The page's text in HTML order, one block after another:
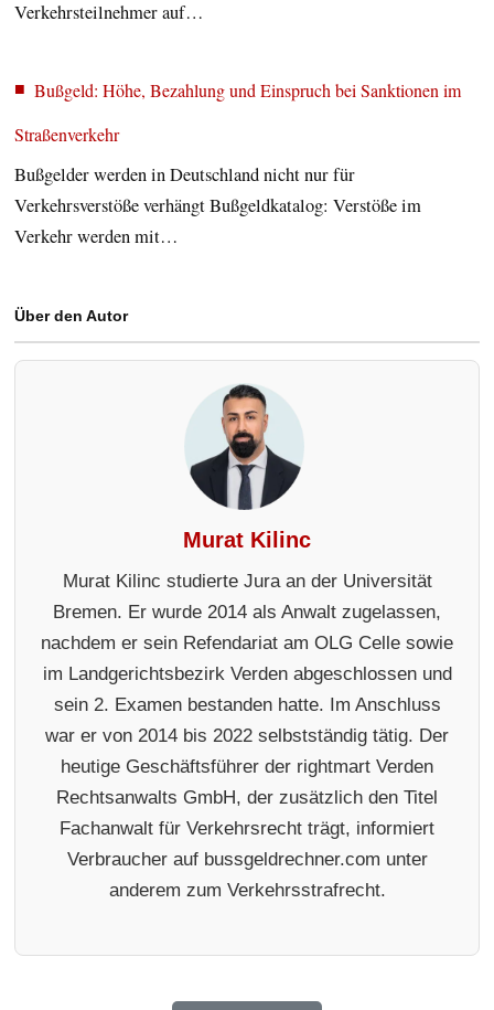
Verkehrsteilnehmer auf…
Bußgeld: Höhe, Bezahlung und Einspruch bei Sanktionen im
Straßenverkehr
Bußgelder werden in Deutschland nicht nur für
Verkehrsverstöße verhängt Bußgeldkatalog: Verstöße im
Verkehr werden mit…
Über den Autor
Murat Kilinc
Murat Kilinc studierte Jura an der Universität
Bremen. Er wurde 2014 als Anwalt zugelassen,
nachdem er sein Refendariat am OLG Celle sowie
im Landgerichtsbezirk Verden abgeschlossen und
sein 2. Examen bestanden hatte. Im Anschluss
war er von 2014 bis 2022 selbstständig tätig. Der
heutige Geschäftsführer der rightmart Verden
Rechtsanwalts GmbH, der zusätzlich den Titel
Fachanwalt für Verkehrsrecht trägt, informiert
Verbraucher auf bussgeldrechner.com unter
anderem zum Verkehrsstrafrecht.